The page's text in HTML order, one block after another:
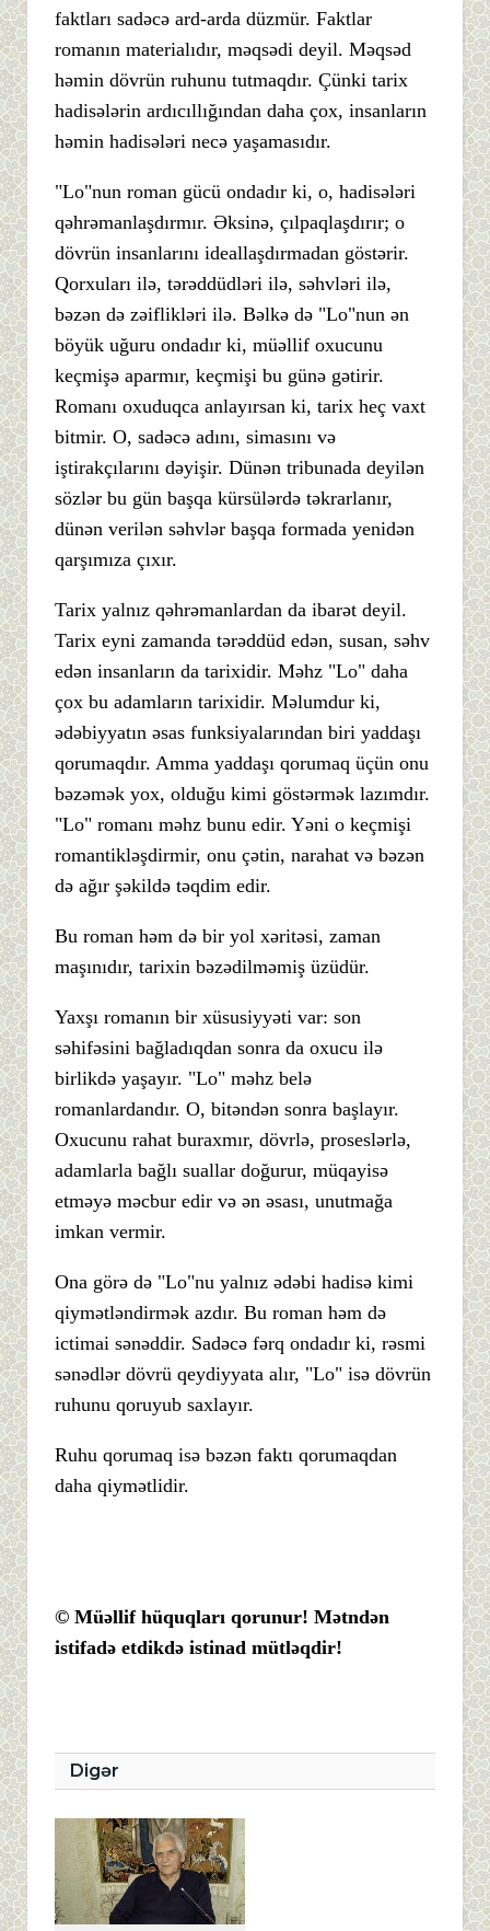
faktları sadəcə ard-arda düzmür. Faktlar
romanın materialıdır, məqsədi deyil. Məqsəd
həmin dövrün ruhunu tutmaqdır. Çünki tarix
hadisələrin ardıcıllığından daha çox, insanların
həmin hadisələri necə yaşamasıdır.
"Lo"nun roman gücü ondadır ki, o, hadisələri
qəhrəmanlaşdırmır. Əksinə, çılpaqlaşdırır; o
dövrün insanlarını ideallaşdırmadan göstərir.
Qorxuları ilə, tərəddüdləri ilə, səhvləri ilə,
bəzən də zəiflikləri ilə. Bəlkə də "Lo"nun ən
böyük uğuru ondadır ki, müəllif oxucunu
keçmişə aparmır, keçmişi bu günə gətirir.
Romanı oxuduqca anlayırsan ki, tarix heç vaxt
bitmir. O, sadəcə adını, simasını və
iştirakçılarını dəyişir. Dünən tribunada deyilən
sözlər bu gün başqa kürsülərdə təkrarlanır,
dünən verilən səhvlər başqa formada yenidən
qarşımıza çıxır.
Tarix yalnız qəhrəmanlardan da ibarət deyil.
Tarix eyni zamanda tərəddüd edən, susan, səhv
edən insanların da tarixidir. Məhz "Lo" daha
çox bu adamların tarixidir. Məlumdur ki,
ədəbiyyatın əsas funksiyalarından biri yaddaşı
qorumaqdır. Amma yaddaşı qorumaq üçün onu
bəzəmək yox, olduğu kimi göstərmək lazımdır.
"Lo" romanı məhz bunu edir. Yəni o keçmişi
romantikləşdirmir, onu çətin, narahat və bəzən
də ağır şəkildə təqdim edir.
Bu roman həm də bir yol xəritəsi, zaman
maşınıdır, tarixin bəzədilməmiş üzüdür.
Yaxşı romanın bir xüsusiyyəti var: son
səhifəsini bağladıqdan sonra da oxucu ilə
birlikdə yaşayır. "Lo" məhz belə
romanlardandır. O, bitəndən sonra başlayır.
Oxucunu rahat buraxmır, dövrlə, proseslərlə,
adamlarla bağlı suallar doğurur, müqayisə
etməyə məcbur edir və ən əsası, unutmağa
imkan vermir.
Ona görə də "Lo"nu yalnız ədəbi hadisə kimi
qiymətləndirmək azdır. Bu roman həm də
ictimai sənəddir. Sadəcə fərq ondadır ki, rəsmi
sənədlər dövrü qeydiyyata alır, "Lo" isə dövrün
ruhunu qoruyub saxlayır.
Ruhu qorumaq isə bəzən faktı qorumaqdan
daha qiymətlidir.
© Müəllif hüquqları qorunur! Mətndən
istifadə etdikdə istinad mütləqdir!
Digər